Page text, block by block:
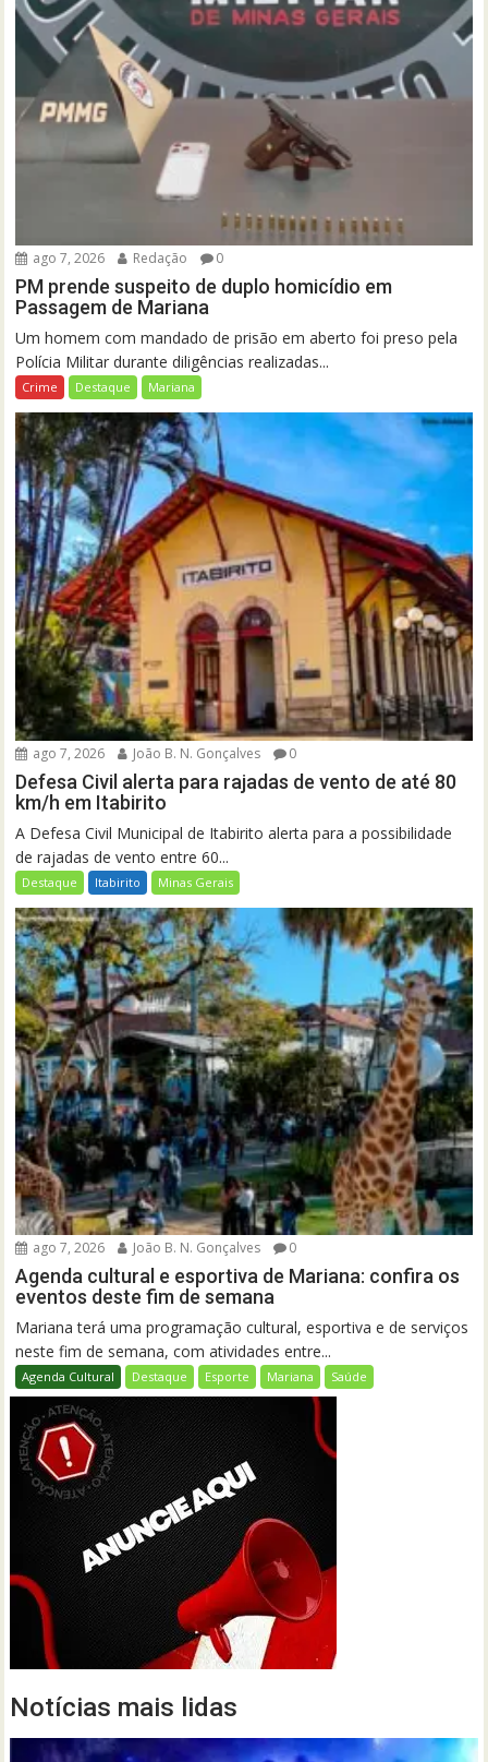
ago 7, 2026 Redação 0
PM prende suspeito de duplo homicídio em
Passagem de Mariana
Um homem com mandado de prisão em aberto foi preso pela
Polícia Militar durante diligências realizadas...
Crime Destaque Mariana
ago 7, 2026 João B. N. Gonçalves 0
Defesa Civil alerta para rajadas de vento de até 80
km/h em Itabirito
A Defesa Civil Municipal de Itabirito alerta para a possibilidade
de rajadas de vento entre 60...
Destaque Itabirito Minas Gerais
ago 7, 2026 João B. N. Gonçalves 0
Agenda cultural e esportiva de Mariana: confira os
eventos deste fim de semana
Mariana terá uma programação cultural, esportiva e de serviços
neste fim de semana, com atividades entre...
Agenda Cultural Destaque Esporte Mariana Saúde
Notícias mais lidas